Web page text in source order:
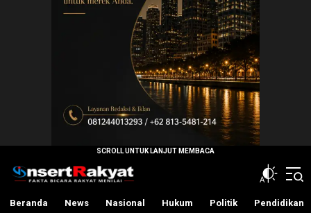
InsertRakyat.com
Fakta Bicara Rakyat Menilai
Beranda News Nasional Hukum Politik Pendidikan